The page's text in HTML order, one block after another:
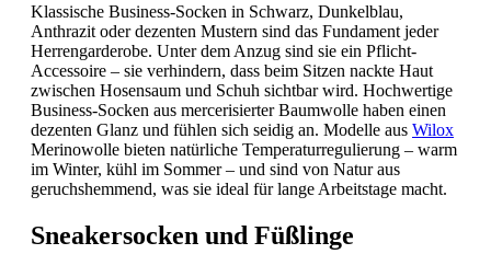
Klassische Business-Socken in Schwarz, Dunkelblau,
Anthrazit oder dezenten Mustern sind das Fundament jeder
Herrengarderobe. Unter dem Anzug sind sie ein Pflicht-
Accessoire – sie verhindern, dass beim Sitzen nackte Haut
zwischen Hosensaum und Schuh sichtbar wird. Hochwertige
Business-Socken aus mercerisierter Baumwolle haben einen
dezenten Glanz und fühlen sich seidig an. Modelle aus Wilox
Merinowolle bieten natürliche Temperaturregulierung – warm
im Winter, kühl im Sommer – und sind von Natur aus
geruchshemmend, was sie ideal für lange Arbeitstage macht.
Sneakersocken und Füßlinge